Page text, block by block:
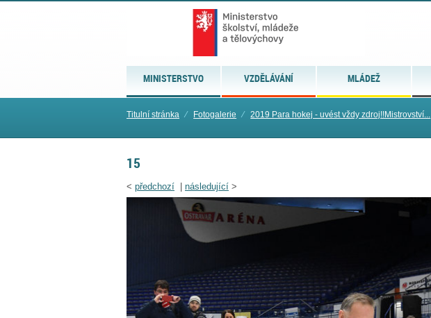
MINISTERSTVO VZDĚLÁVÁNÍ MLÁDEŽ
Titulní stránka ⁄ Fotogalerie ⁄ 2019 Para hokej - uvést vždy zdroj!!Mistrovství...
15
< předchozí následující >